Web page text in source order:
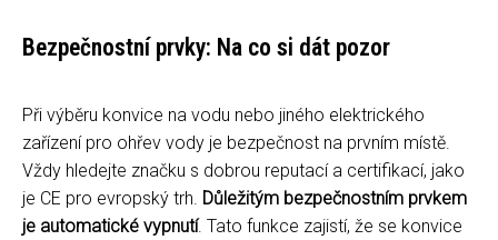
Bezpečnostní prvky: Na co si dát pozor
Při výběru konvice na vodu nebo jiného elektrického
zařízení pro ohřev vody je bezpečnost na prvním místě.
Vždy hledejte značku s dobrou reputací a certifikací, jako
je CE pro evropský trh. Důležitým bezpečnostním prvkem
je automatické vypnutí. Tato funkce zajistí, že se konvice